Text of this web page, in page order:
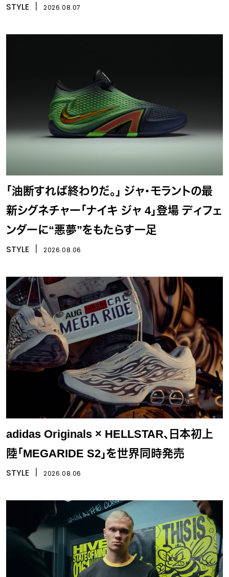
STYLE 2026.08.07
「油断すれば終わりだ。」 ジャ・モラントの最
新シグネチャー「ナイキ ジャ 4」登場 ディフェ
ンダーに“悪夢”をもたらす一足
STYLE 2026.08.06
adidas Originals × HELLSTAR、日本初上
陸「MEGARIDE S2」を世界同時発売
STYLE 2026.08.06